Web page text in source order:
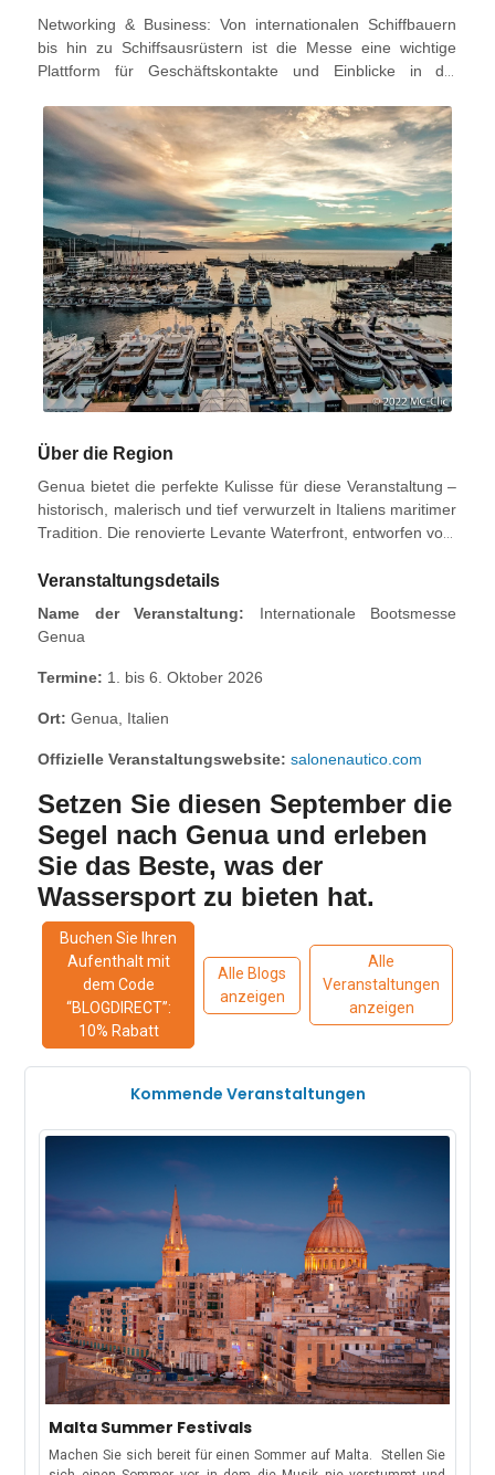
Networking & Business: Von internationalen Schiffbauern
bis hin zu Schiffsausrüstern ist die Messe eine wichtige
Plattform für Geschäftskontakte und Einblicke in die
Über die Region
Genua bietet die perfekte Kulisse für diese Veranstaltung –
historisch, malerisch und tief verwurzelt in Italiens maritimer
Tradition. Die renovierte Levante Waterfront, entworfen vom
dem Charme der Küste. Abseits des Messegeländes
Küche genießen und am Meer entspannen.
Veranstaltungsdetails
Name der Veranstaltung: Internationale Bootsmesse
Genua
Termine: 1. bis 6. Oktober 2026
Ort: Genua, Italien
Offizielle Veranstaltungswebsite:salonenautico.com
Setzen Sie diesen September die
Segel nach Genua und erleben
Sie das Beste, was der
Wassersport zu bieten hat.
Buchen Sie Ihren
Aufenthalt mit
dem Code
“BLOGDIRECT”:
10% Rabatt
Alle Blogs
anzeigen
Alle
Veranstaltungen
anzeigen
Kommende Veranstaltungen
Malta Summer Festivals
Machen Sie sich bereit für einen Sommer auf Malta. Stellen Sie